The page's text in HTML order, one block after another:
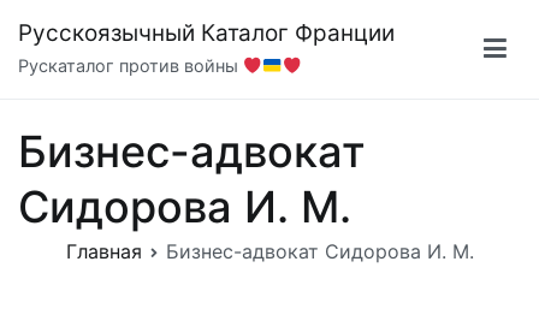
содержимому
Русскоязычный Каталог Франции
Рускаталог против войны
Бизнес-адвокат
Сидорова И. М.
Главная Бизнес-адвокат Сидорова И. М.